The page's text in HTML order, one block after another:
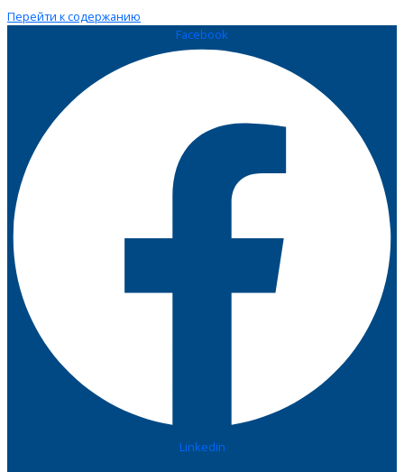
Перейти к содержанию
Facebook
Linkedin